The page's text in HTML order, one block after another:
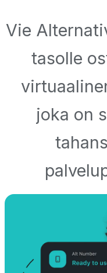
Vie
tasolle
joka on